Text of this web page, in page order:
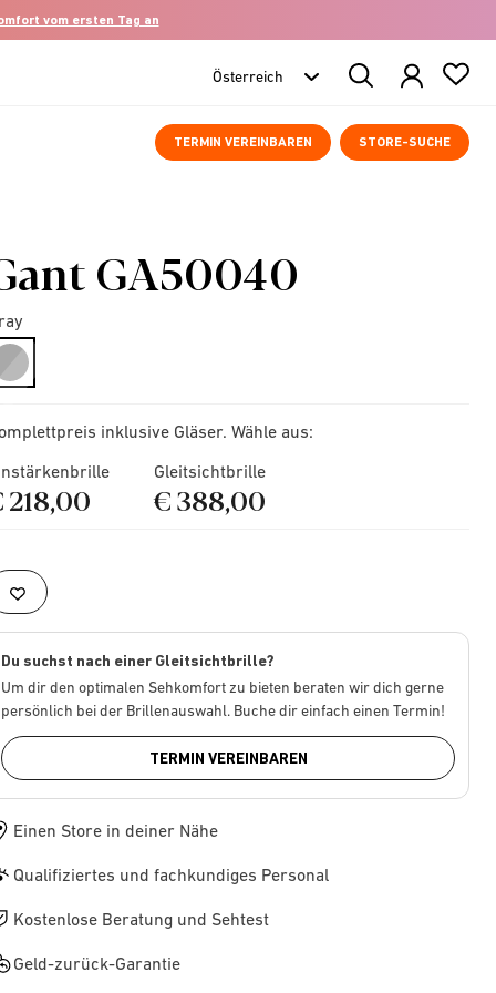
vom ersten Tag an
Search
Products
TERMIN VEREINBAREN STORE-SUCHE
GA50040
selected
inklusive Gläser. Wähle aus:
218,00
Gleitsichtbrille
€ 388,00
Du suchst nach einer Gleitsichtbrille?
Um dir den optimalen Sehkomfort zu bieten beraten wir dich gerne
persönlich bei der Brillenauswahl. Buche dir einfach einen Termin!
TERMIN VEREINBAREN
Einen Store in deiner Nähe
Qualifiziertes und fachkundiges Personal
Kostenlose Beratung und Sehtest
Geld-zurück-Garantie